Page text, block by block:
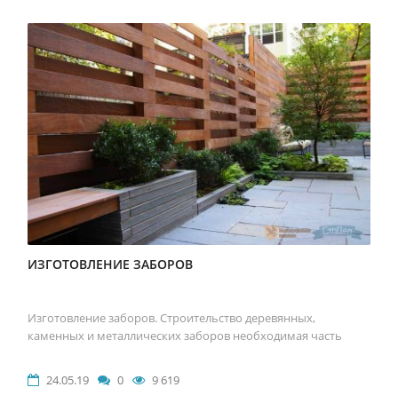
ИЗГОТОВЛЕНИЕ ЗАБОРОВ
Изготовление заборов. Строительство деревянных,
каменных и металлических заборов необходимая часть
24.05.19 0 9 619